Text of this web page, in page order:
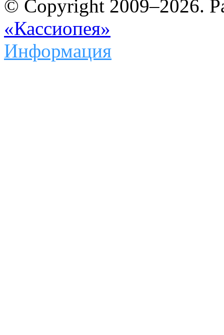
© Copyright 2009–2026.
«Кассиопея»
Информация